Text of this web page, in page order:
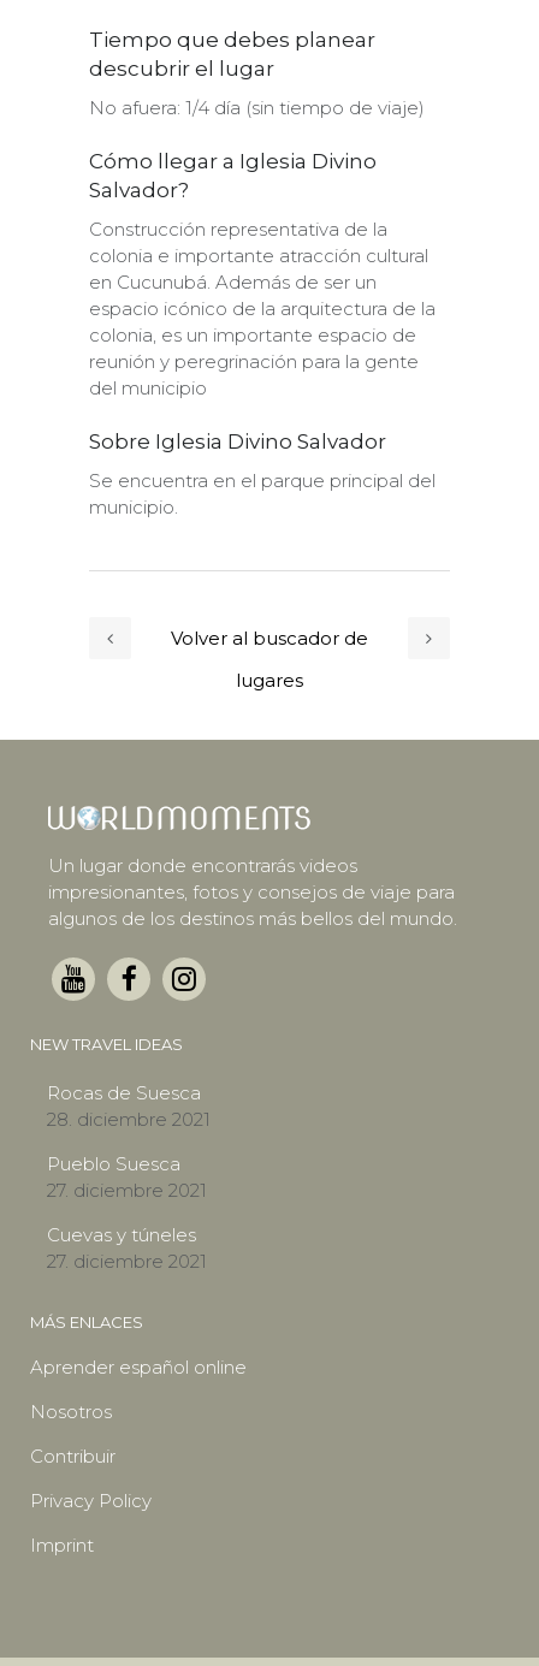
Tiempo que debes planear
descubrir el lugar
No afuera: 1/4 día (sin tiempo de viaje)
Cómo llegar a Iglesia Divino
Salvador?
Construcción representativa de la
colonia e importante atracción cultural
en Cucunubá. Además de ser un
espacio icónico de la arquitectura de la
colonia, es un importante espacio de
reunión y peregrinación para la gente
del municipio
Sobre Iglesia Divino Salvador
Se encuentra en el parque principal del
municipio.
Volver al buscador de
lugares
Un lugar donde encontrarás videos
impresionantes, fotos y consejos de viaje para
algunos de los destinos más bellos del mundo.
NEW TRAVEL IDEAS
Rocas de Suesca
28. diciembre 2021
Pueblo Suesca
27. diciembre 2021
Cuevas y túneles
27. diciembre 2021
MÁS ENLACES
Aprender español online
Nosotros
Contribuir
Privacy Policy
Imprint